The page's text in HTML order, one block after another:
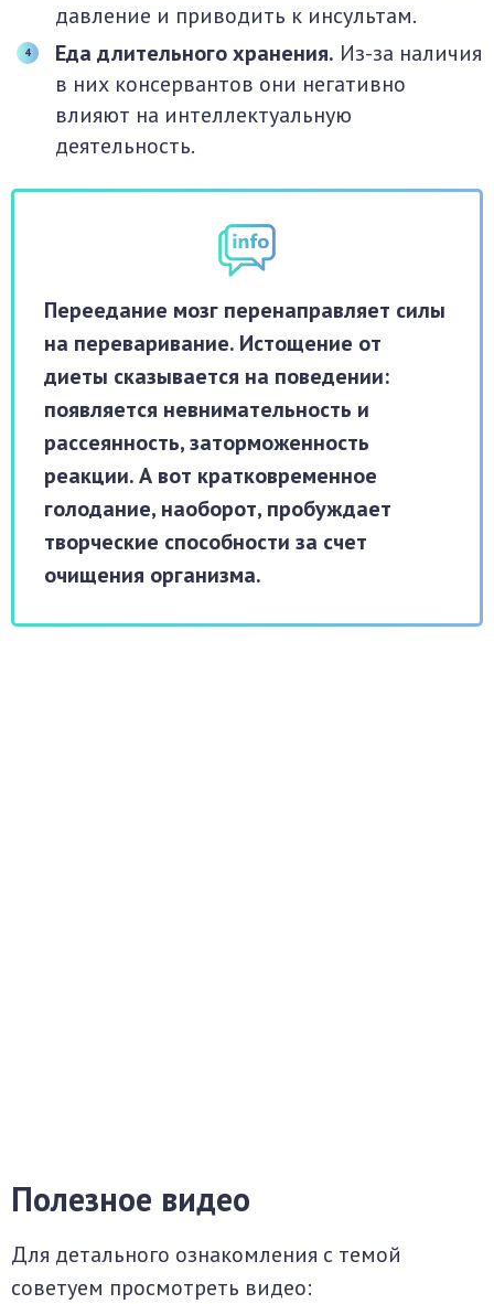
давление и приводить к инсультам.
Еда длительного хранения. Из-за наличия
в них консервантов они негативно
влияют на интеллектуальную
деятельность.
Переедание мозг перенаправляет силы
на переваривание. Истощение от
диеты сказывается на поведении:
появляется невнимательность и
рассеянность, заторможенность
реакции. А вот кратковременное
голодание, наоборот, пробуждает
творческие способности за счет
очищения организма.
Полезное видео
Для детального ознакомления с темой
советуем просмотреть видео: